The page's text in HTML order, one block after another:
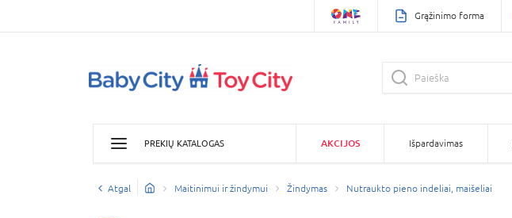
Grąžinimo forma
PREKIŲ KATALOGAS AKCIJOS Išpardavimas
Atgal Maitinimui ir žindymui Žindymas Nutraukto pieno indeliai, maišeliai